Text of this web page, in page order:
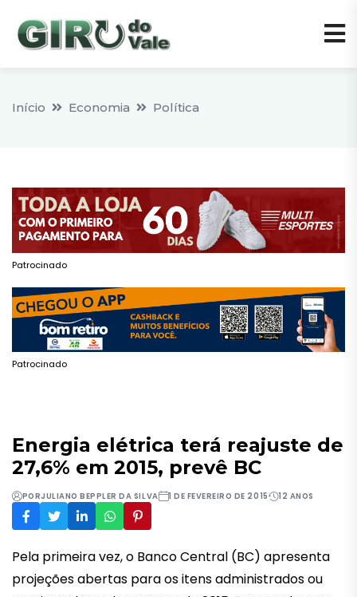
Início Economia Política
Patrocinado
Patrocinado
Energia elétrica terá reajuste de
27,6% em 2015, prevê BC
PORJULIANO BEPPLER DA SILVA 1 DE FEVEREIRO DE 2015 12 ANOS
Pela primeira vez, o Banco Central (BC) apresenta
projeções abertas para os itens administrados ou